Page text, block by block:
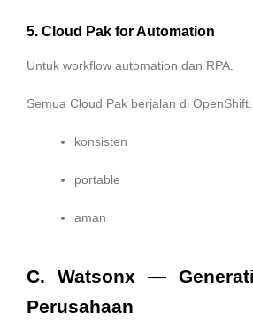
5. Cloud Pak for Automation
Untuk workflow automation dan RPA.
Semua Cloud Pak berjalan di
konsisten
portable
aman
C. Watsonx —
Perusahaan